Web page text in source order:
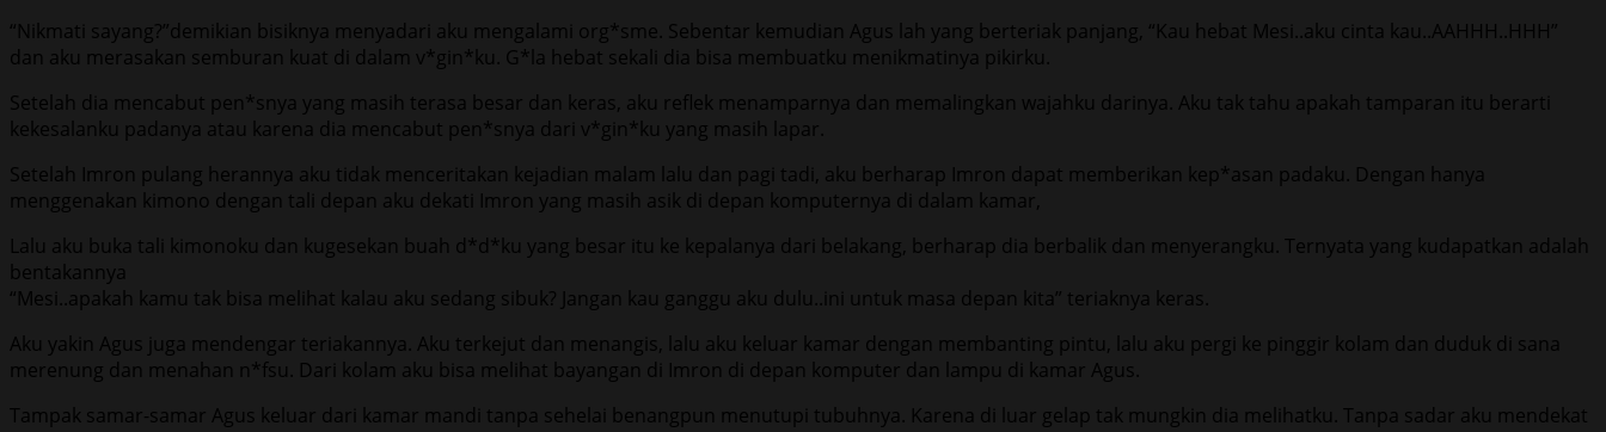
“Nikmati sayang?”demikian bisiknya menyadari aku mengalami org*sme. Sebentar kemudian Agus lah yang berteriak panjang, “Kau hebat Mesi..aku cinta kau..AAHHH..HHH”
dan aku merasakan semburan kuat di dalam v*gin*ku. G*la hebat sekali dia bisa membuatku menikmatinya pikirku.
Setelah dia mencabut pen*snya yang masih terasa besar dan keras, aku reflek menamparnya dan memalingkan wajahku darinya. Aku tak tahu apakah tamparan itu berarti
kekesalanku padanya atau karena dia mencabut pen*snya dari v*gin*ku yang masih lapar.
Setelah Imron pulang herannya aku tidak menceritakan kejadian malam lalu dan pagi tadi, aku berharap Imron dapat memberikan kep*asan padaku. Dengan hanya
menggenakan kimono dengan tali depan aku dekati Imron yang masih asik di depan komputernya di dalam kamar,
Lalu aku buka tali kimonoku dan kugesekan buah d*d*ku yang besar itu ke kepalanya dari belakang, berharap dia berbalik dan menyerangku. Ternyata yang kudapatkan adalah
bentakannya
“Mesi..apakah kamu tak bisa melihat kalau aku sedang sibuk? Jangan kau ganggu aku dulu..ini untuk masa depan kita” teriaknya keras.
Aku yakin Agus juga mendengar teriakannya. Aku terkejut dan menangis, lalu aku keluar kamar dengan membanting pintu, lalu aku pergi ke pinggir kolam dan duduk di sana
merenung dan menahan n*fsu. Dari kolam aku bisa melihat bayangan di Imron di depan komputer dan lampu di kamar Agus.
Tampak samar-samar Agus keluar dari kamar mandi tanpa sehelai benangpun menutupi tubuhnya. Karena di luar gelap tak mungkin dia melihatku. Tanpa sadar aku mendekat